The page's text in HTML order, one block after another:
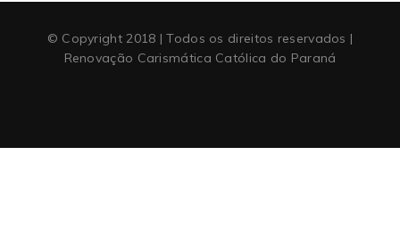
© Copyright 2018 | Todos os direitos reservados |
Renovação Carismática Católica do Paraná